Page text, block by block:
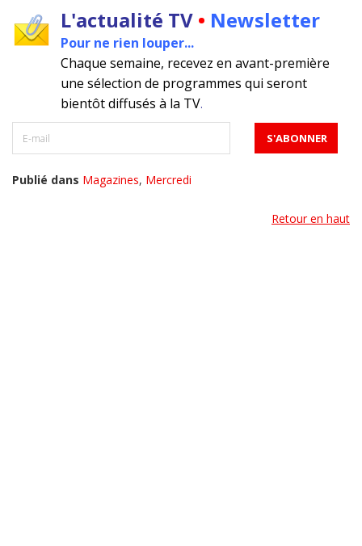
L'actualité TV • Newsletter
Pour ne rien louper...
Chaque semaine, recevez en avant-première
une sélection de programmes qui seront
bientôt diffusés à la TV.
Publié dans Magazines, Mercredi
Retour en haut